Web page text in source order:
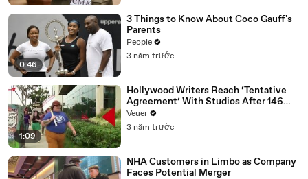
0:46
3 Things to Know About Coco Gauff's
Parents
People
3 năm trước
1:09
Hollywood Writers Reach ‘Tentative
Agreement’ With Studios After 146
Day Strike
Veuer
3 năm trước
NHA Customers in Limbo as Company
Faces Potential Merger